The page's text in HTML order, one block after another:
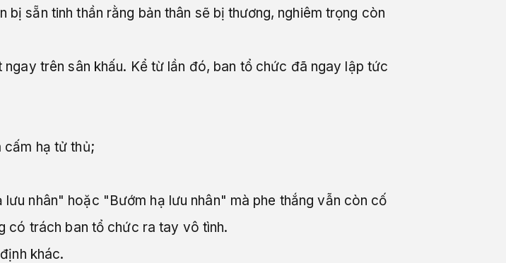
sẵn tinh thần rằng bản thân sẽ bị thương, nghiêm trọng còn
trên sân khấu. Kể từ lần đó, ban tổ chức đã ngay lập tức
cấm hạ tử thủ;
nhân" hoặc "Bướm hạ lưu nhân" mà phe thắng vẫn còn cố
có trách ban tổ chức ra tay vô tình.
khác.